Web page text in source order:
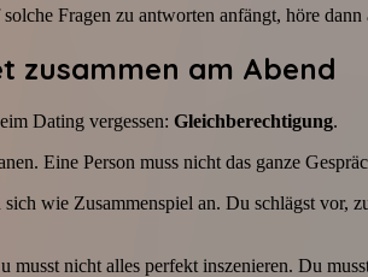
Fragen zu antworten anfängt, höre
zusammen am Abend
Dating vergessen: Gleichberechtigung.
Eine Person muss nicht das ganze
wie Zusammenspiel an. Du schlägst vor,
nicht alles perfekt inszenieren. Du